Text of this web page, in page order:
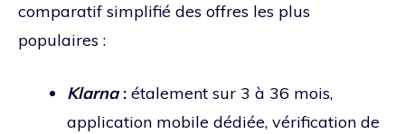
comparatif simplifié des offres les plus
populaires :
Klarna: étalement sur 3 à 36 mois,
application mobile dédiée, vérification de